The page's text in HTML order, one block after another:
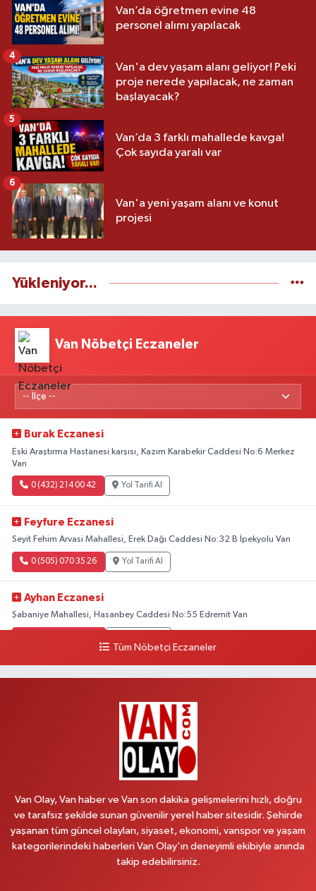
Van’da öğretmen evine 48
personel alımı yapılacak
Van'a dev yaşam alanı geliyor! Peki
proje nerede yapılacak, ne zaman
başlayacak?
4
Van’da 3 farklı mahallede kavga!
Çok sayıda yaralı var
5
Van'a yeni yaşam alanı ve konut
projesi
6
Yükleniyor...
Van Nöbetçi Eczaneler
Burak Eczanesi
Eski Araştırma Hastanesi karşısı, Kazım Karabekir Caddesi No:6 Merkez
Van
0 (432) 214 00 42 Yol Tarifi Al
Feyfure Eczanesi
Seyit Fehim Arvasi Mahallesi, Erek Dağı Caddesi No:32 B İpekyolu Van
0 (505) 070 35 26 Yol Tarifi Al
Ayhan Eczanesi
Şabaniye Mahallesi, Hasanbey Caddesi No:55 Edremit Van
Yol Tarifi Al
Vanyolu Mahallesi, Kara Yusuf Bey Caddesi No:99 B Erciş Van
0 (432) 351 02 96 Yol Tarifi Al
Koç Eczanesi
Cumhuriyet Mahallesi, Konak Sokak No:6 Gürpınar Van
Tüm Nöbetçi Eczaneler
Van Olay, Van haber ve Van son dakika gelişmelerini hızlı, doğru
ve tarafsız şekilde sunan güvenilir yerel haber sitesidir. Şehirde
yaşanan tüm güncel olayları, siyaset, ekonomi, vanspor ve yaşam
kategorilerindeki haberleri Van Olay’ın deneyimli ekibiyle anında
takip edebilirsiniz.